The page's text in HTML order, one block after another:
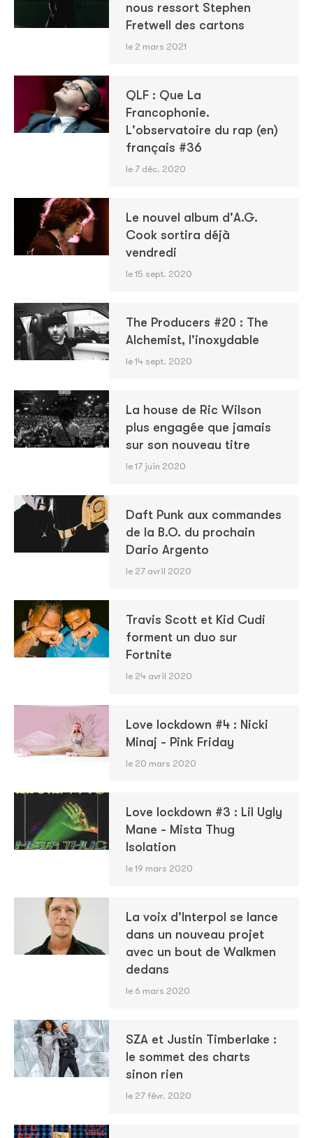
nous ressort Stephen
Fretwell des cartons
le 2 mars 2021
QLF : Que La
Francophonie.
L'observatoire du rap (en)
français #36
le 7 déc. 2020
Le nouvel album d'A.G.
Cook sortira déjà
vendredi
le 15 sept. 2020
The Producers #20 : The
Alchemist, l'inoxydable
le 14 sept. 2020
La house de Ric Wilson
plus engagée que jamais
sur son nouveau titre
le 17 juin 2020
Daft Punk aux commandes
de la B.O. du prochain
Dario Argento
le 27 avril 2020
Travis Scott et Kid Cudi
forment un duo sur
Fortnite
le 24 avril 2020
Love lockdown #4 : Nicki
Minaj - Pink Friday
le 20 mars 2020
Love lockdown #3 : Lil Ugly
Mane - Mista Thug
Isolation
le 19 mars 2020
La voix d'Interpol se lance
dans un nouveau projet
avec un bout de Walkmen
dedans
le 6 mars 2020
SZA et Justin Timberlake :
le sommet des charts
sinon rien
le 27 févr. 2020